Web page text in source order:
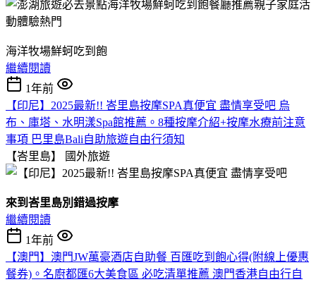
海洋牧場鮮蚵吃到飽
繼續閱讀
1年前
【印尼】2025最新!! 峇里島按摩SPA真便宜 盡情享受吧 烏
布、庫塔、水明漾Spa館推薦。8種按摩介紹+按摩水療前注意
事項 巴里島Bali自助旅遊自由行須知
【峇里島】
國外旅遊
來到峇里島別錯過按摩
繼續閱讀
1年前
【澳門】澳門JW萬豪酒店自助餐 百匯吃到飽心得(附線上優惠
餐券)。名廚都匯6大美食區 必吃清單推薦 澳門香港自由行自